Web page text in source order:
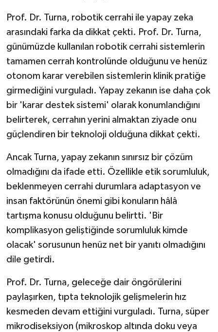
Prof. Dr. Turna, robotik cerrahi ile yapay zeka
arasındaki farka da dikkat çekti. Prof. Dr. Turna,
günümüzde kullanılan robotik cerrahi sistemlerin
tamamen cerrah kontrolünde olduğunu ve henüz
otonom karar verebilen sistemlerin klinik pratiğe
girmediğini vurguladı. Yapay zekanın ise daha çok
bir 'karar destek sistemi' olarak konumlandığını
belirterek, cerrahın yerini almaktan ziyade onu
güçlendiren bir teknoloji olduğuna dikkat çekti.
Ancak Turna, yapay zekanın sınırsız bir çözüm
olmadığını da ifade etti. Özellikle etik sorumluluk,
beklenmeyen cerrahi durumlara adaptasyon ve
insan faktörünün önemi gibi konuların hâlâ
tartışma konusu olduğunu belirtti. 'Bir
komplikasyon geliştiğinde sorumluluk kimde
olacak' sorusunun henüz net bir yanıtı olmadığını
dile getirdi.
Prof. Dr. Turna, geleceğe dair öngörülerini
paylaşırken, tıpta teknolojik gelişmelerin hız
kesmeden devam ettiğini vurguladı. Turna, süper
mikrodiseksiyon (mikroskop altında doku veya